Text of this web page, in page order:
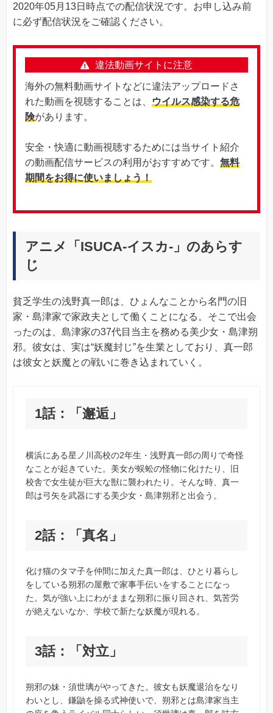
2020年05月13日時点での配信状況です。お申し込み前
に必ず配信状況をご確認ください。
違法動画サイトに注意
海外の無料動画サイトなどに違法アップロードさ
れた動画を視聴することは、
ウイルス感染する危
険があります。
安全・快適に動画視聴するためには当サイト紹介
の動画配信サービスの利用がおすすめです。 無料
期間をお得に使いましょう！
アニメ「ISUCA-イスカ-」のあらす
じ
貧乏学生の浅野真一郎は、ひょんなことから名門の旧
家・島津家で家政夫として働くことになる。そこで出会
ったのは、島津家の37代目当主を務める美少女・島津朔
邪。彼女は、実は“妖魔封じ”を生業としており、真一郎
は彼女と妖魔との戦いに巻き込まれていく。
1話：「邂逅」
横浜にある星ノ川高校の2年生・浅野真一郎の周りで奇怪
なことが起きていた。美女が蜈蚣の怪物に化けたり、旧
校舎で女生徒が巨大な獣に襲われたり。そんな時、真一
郎は弓矢を武器にする美少女・島津朔邪と出会う。
2話：「真名」
化け猫のタマ子を仲間に加えた真一郎は、ひとり暮らし
をしている朔邪の屋敷で家事手伝いをすることになっ
た。気が強い上にわがままな朔邪に振り回され、気苦労
が絶えないなか、学校で新たな妖魔が現れる。
3話：「対立」
朔邪の妹・須世璃がやってきた。彼女も妖魔退治をなり
わいとし、鎌鼬を操る式神使いで、朔邪とは島津家当主